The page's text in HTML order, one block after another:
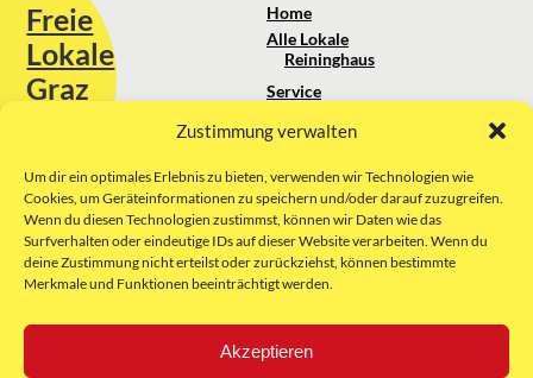
Zustimmung verwalten
Um dir ein optimales Erlebnis zu bieten, verwenden wir Technologien wie
Cookies, um Geräteinformationen zu speichern und/oder darauf zuzugreifen.
Wenn du diesen Technologien zustimmst, können wir Daten wie das
Surfverhalten oder eindeutige IDs auf dieser Website verarbeiten. Wenn du
deine Zustimmung nicht erteilst oder zurückziehst, können bestimmte
Merkmale und Funktionen beeinträchtigt werden.
Akzeptieren
Freie
Lokale
Graz
Sie erreichen uns unter:
kontakt@freielokale-graz.at
Website by Rubikon Werbeagentur
GmbH
Home
Alle Lokale
Reininghaus
Service
Über uns
Impressum
AGB
Datenschutz
E-Mail